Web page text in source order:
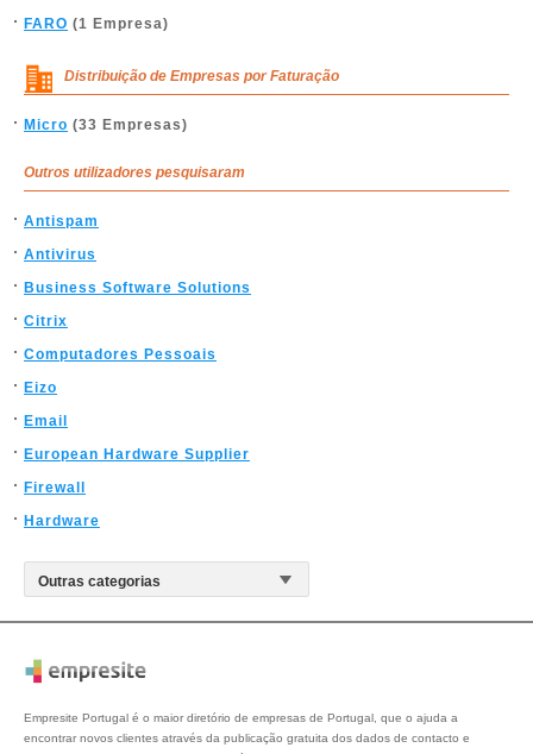
FARO (1 Empresa)
Distribuição de Empresas por Faturação
Micro (33 Empresas)
Outros utilizadores pesquisaram
Antispam
Antivirus
Business Software Solutions
Citrix
Computadores Pessoais
Eizo
Email
European Hardware Supplier
Firewall
Hardware
Empresite Portugal é o maior diretório de empresas de Portugal, que o ajuda a
encontrar novos clientes através da publicação gratuita dos dados de contacto e